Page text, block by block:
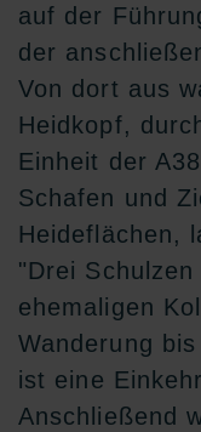
auf der
der
Von dort aus
Heidkopf,
Einheit der
Schafen und
Heideflächen,
"Drei
ehemaligen
Wanderung
ist eine
Anschließend